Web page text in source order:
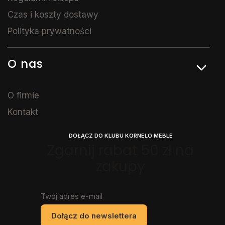
Czas i koszty dostawy
Polityka prywatności
O nas
O firmie
Kontakt
DOŁĄCZ DO KLUBU KORNELO MEBLE
Twój adres e-mail
Dołącz do newslettera